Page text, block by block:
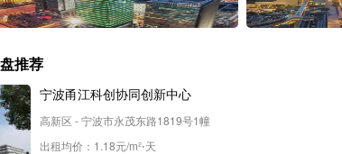
推荐
宁波甬江科创协同创新中心
高新区 - 宁波市永茂东路1819号1幢
出租均价： 1.18元/m²⋅天